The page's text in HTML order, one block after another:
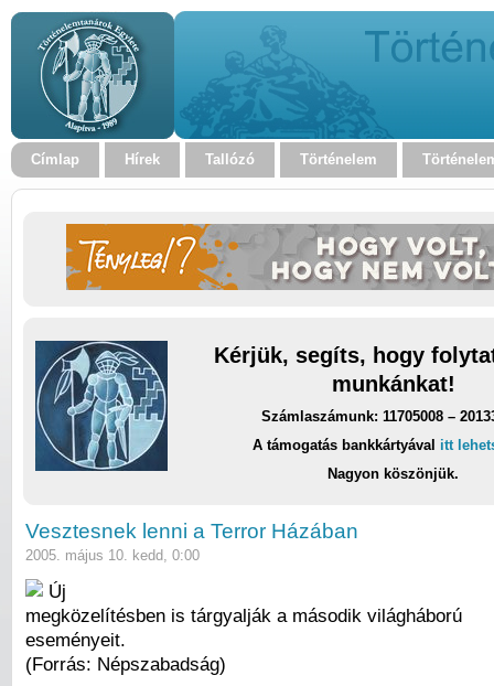
Címlap Hírek Tallózó Történelem
Kérjük, segíts, hogy
munkánkat!
Számlaszámunk: 11705008 –
A támogatás bankkártyával itt
Nagyon köszönjük.
Vesztesnek lenni a Terror Házában
2005. május 10. kedd, 0:00
Új
megközelítésben is tárgyalják a második világháború
eseményeit.
(Forrás: Népszabadság)